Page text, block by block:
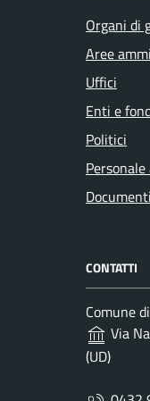
Organi di
Aree
Uffici
Enti e
Politici
CONTATTI
Comune
Via
(UD)